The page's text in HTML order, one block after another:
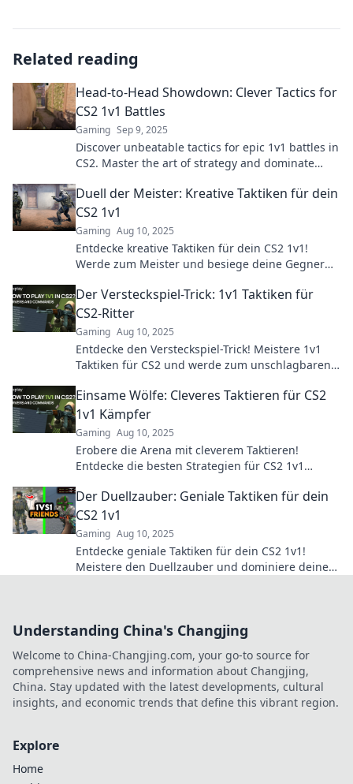
Related reading
Head-to-Head Showdown: Clever Tactics for
CS2 1v1 Battles
Gaming Sep 9, 2025
Discover unbeatable tactics for epic 1v1 battles in
CS2. Master the art of strategy and dominate
Duell der Meister: Kreative Taktiken für dein
CS2 1v1
Gaming Aug 10, 2025
Entdecke kreative Taktiken für dein CS2 1v1!
Werde zum Meister und besiege deine Gegner
Edge geben!
Der Versteckspiel-Trick: 1v1 Taktiken für
CS2-Ritter
Gaming Aug 10, 2025
Entdecke den Versteckspiel-Trick! Meistere 1v1
Taktiken für CS2 und werde zum unschlagbaren
Einsame Wölfe: Cleveres Taktieren für CS2
1v1 Kämpfer
Gaming Aug 10, 2025
Erobere die Arena mit cleverem Taktieren!
Entdecke die besten Strategien für CS2 1v1
Der Duellzauber: Geniale Taktiken für dein
CS2 1v1
Gaming Aug 10, 2025
Entdecke geniale Taktiken für dein CS2 1v1!
Meistere den Duellzauber und dominiere deine
Understanding China's Changjing
Welcome to China-Changjing.com, your go-to source for
comprehensive news and information about Changjing,
China. Stay updated with the latest developments, cultural
insights, and economic trends that define this vibrant region.
Explore
Home